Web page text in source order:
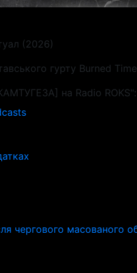
(2026)
гурту Burned
на Radio ROKS":
чергового масованого